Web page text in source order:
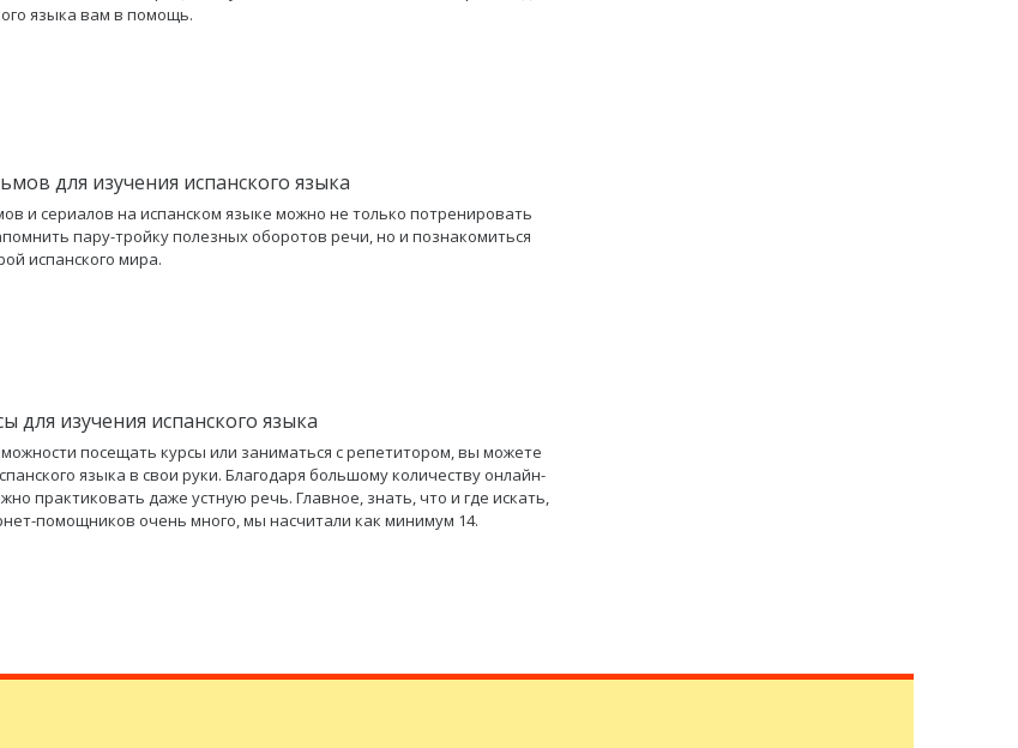
языка вам в помощь.
для изучения испанского языка
и сериалов на испанском языке можно не только потренировать
пару-тройку полезных оборотов речи, но и познакомиться
испанского мира.
для изучения испанского языка
посещать курсы или заниматься с репетитором, вы можете
языка в свои руки. Благодаря большому количеству онлайн-
практиковать даже устную речь. Главное, знать, что и где искать,
помощников очень много, мы насчитали как минимум 14.